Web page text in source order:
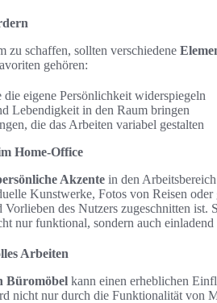
zu schaffen, sollten verschiedene
gehören:
eigene Persönlichkeit widerspiegeln
Lebendigkeit in den Raum bringen
die das Arbeiten variabel gestalten
Home-Office
Akzente in den
Kunstwerke, Fotos von Reisen
des Nutzers zugeschnitten ist.
nur funktional, sondern auch
Arbeiten
Büromöbel kann einen erheblichen
nicht nur durch die Funktionalität von